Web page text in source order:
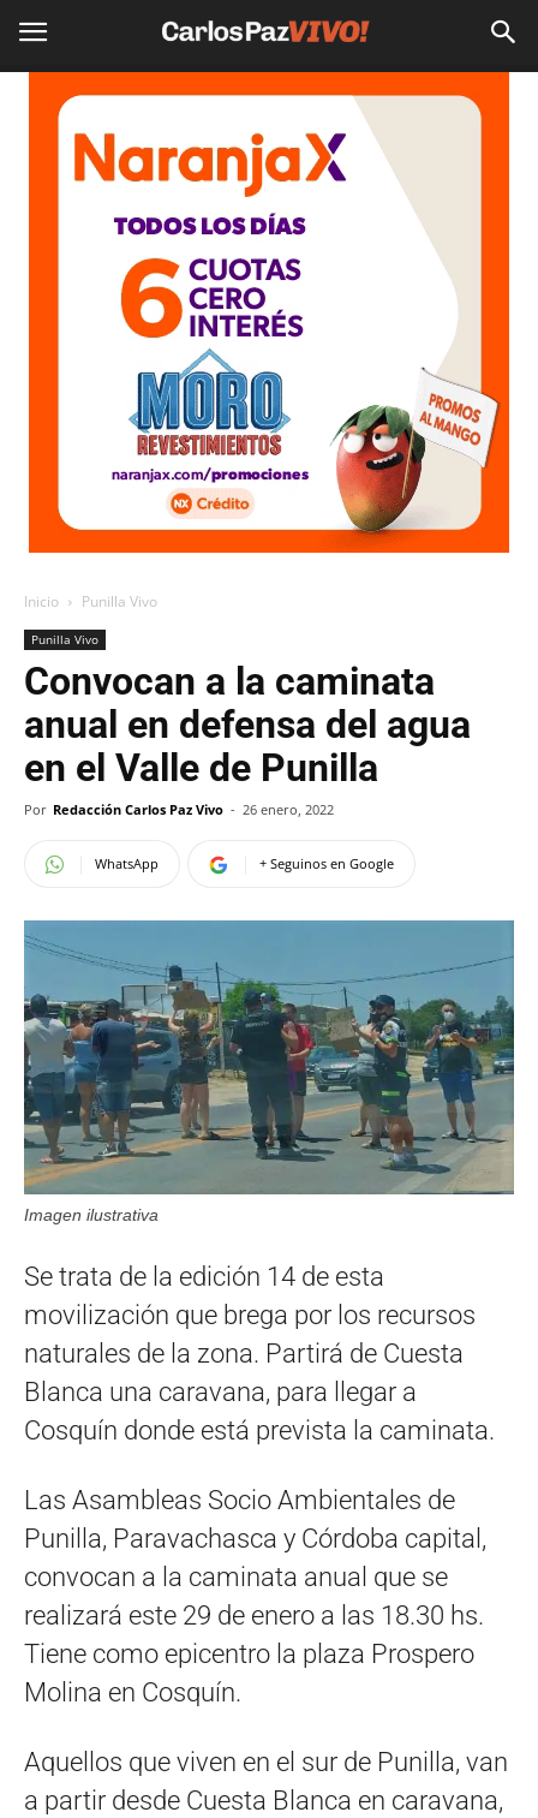
Inicio Punilla Vivo
Punilla Vivo
Convocan a la caminata
anual en defensa del agua
en el Valle de Punilla
Por Redacción Carlos Paz Vivo - 26 enero, 2022
WhatsApp + Seguinos en Google
Imagen ilustrativa
Se trata de la edición 14 de esta
movilización que brega por los recursos
naturales de la zona. Partirá de Cuesta
Blanca una caravana, para llegar a
Cosquín donde está prevista la caminata.
Las Asambleas Socio Ambientales de
Punilla, Paravachasca y Córdoba capital,
convocan a la caminata anual que se
realizará este 29 de enero a las 18.30 hs.
Tiene como epicentro la plaza Prospero
Molina en Cosquín.
Aquellos que viven en el sur de Punilla, van
a partir desde Cuesta Blanca en caravana,